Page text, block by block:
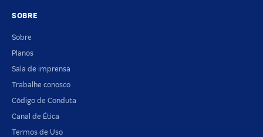
SOBRE
Sobre
Planos
Sala de imprensa
Trabalhe conosco
Código de Conduta
Canal de Ética
Termos de Uso